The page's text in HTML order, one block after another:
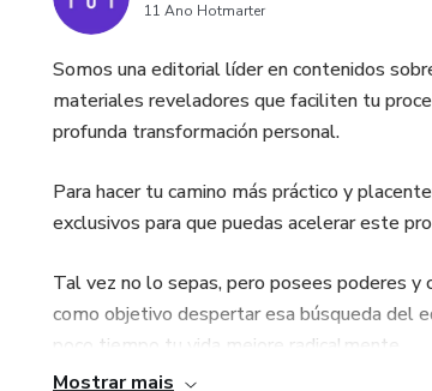
11 Ano Hotmarter
Somos una editorial líder en contenidos
materiales reveladores que faciliten tu
profunda transformación personal.
Para hacer tu camino más práctico y
exclusivos para que puedas acelerar este
Tal vez no lo sepas, pero posees poderes
como objetivo despertar esa búsqueda del
poco tiempo tu vida mejore radicalmente.
Mostrar mais